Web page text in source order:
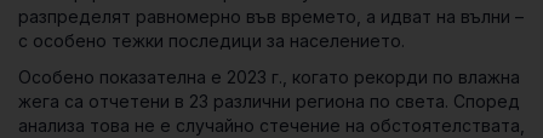
разпределят равномерно във времето, а идват на вълни –
с особено тежки последици за населението.
Особено показателна е 2023 г., когато рекорди по влажна
жега са отчетени в 23 различни региона по света. Според
анализа това не е случайно стечение на обстоятелствата,